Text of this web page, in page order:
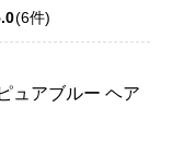
(6件)
ュアブルー ヘア